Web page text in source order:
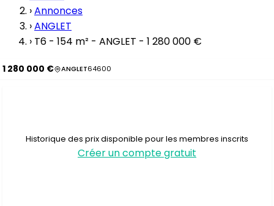
›Annonces
›ANGLET
› T6 - 154 m² - ANGLET - 1 280 000 €
1 280 000 € ANGLET64600
Historique des prix disponible pour les membres inscrits
Créer un compte gratuit